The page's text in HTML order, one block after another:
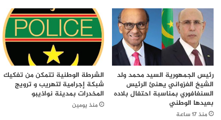
رئيس الجمهورية السيد محمد ولد
الشيخ الغزواني يهنئ الرئيس
السنغافوري بمناسبة احتفال بلاده
بعيدها الوطني
منذ 17 ساعة
الشرطة الوطنية تتمكن من تفكيك
شبكة إجرامية لتهريب و ترويج
المخدرات بمدينة نواذيبو
منذ يومين